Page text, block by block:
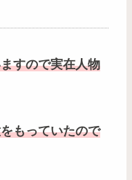
すので実在人物
もっていたので